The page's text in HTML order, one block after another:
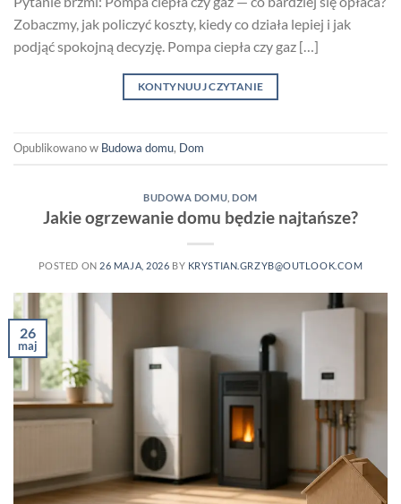
Zobaczmy, jak policzyć koszty, kiedy co działa lepiej i jak
podjąć spokojną decyzję. Pompa ciepła czy gaz […]
KONTYNUUJ CZYTANIE
Opublikowano w Budowa domu, Dom
BUDOWA DOMU ,DOM
Jakie ogrzewanie domu będzie najtańsze?
POSTED ON 26 MAJA, 2026 BY KRYSTIAN.GRZYB@OUTLOOK.COM
26
maj